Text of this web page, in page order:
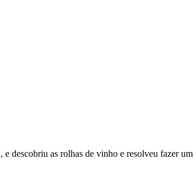
descobriu as rolhas de vinho e resolveu fazer